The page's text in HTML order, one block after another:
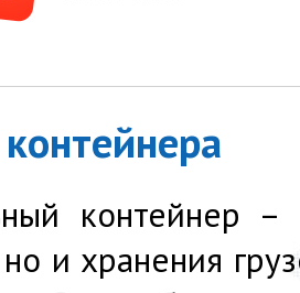
контейнер
и хранения